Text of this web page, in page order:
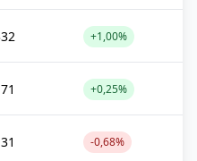
+1,00%
+0,25%
-0,68%